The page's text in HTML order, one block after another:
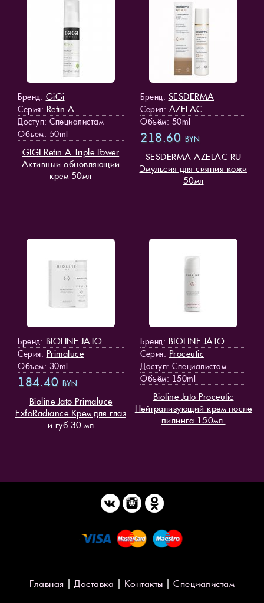
Бренд: GiGi
Серия: Retin A
Доступ: Специалистам
Объём: 50ml
GIGI Retin A Triple Power
Активный обновляющий
крем 50мл
Бренд: SESDERMA
Серия: AZELAC
Объём: 50ml
218.60 BYN
SESDERMA AZELAC RU
Эмульсия для сияния кожи
50мл
Бренд: BIOLINE JATO
Серия: Primaluce
Объём: 30ml
184.40 BYN
Bioline Jato Primaluce
ExfoRadiance Крем для глаз
и губ 30 мл
Бренд: BIOLINE JATO
Серия: Proceutic
Доступ: Специалистам
Объём: 150ml
Bioline Jato Proceutic
Нейтрализующий крем после
пилинга 150мл.
Главная | Доставка | Контакты | Специалистам